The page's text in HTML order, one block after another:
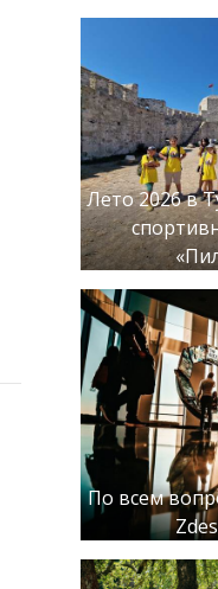
Лето 2026 в
По всем